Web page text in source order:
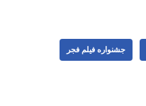
جشنواره فیلم فجر